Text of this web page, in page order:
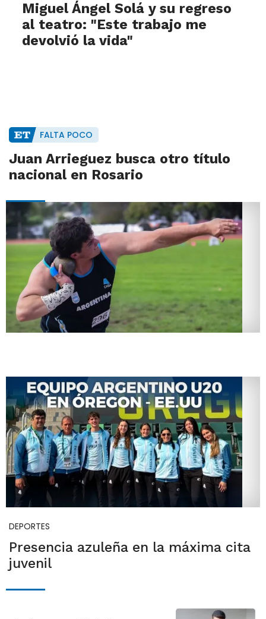
Miguel Ángel Solá y su regreso
al teatro: "Este trabajo me
devolvió la vida"
FALTA POCO
Juan Arrieguez busca otro título
nacional en Rosario
DEPORTES
Presencia azuleña en la máxima cita
juvenil